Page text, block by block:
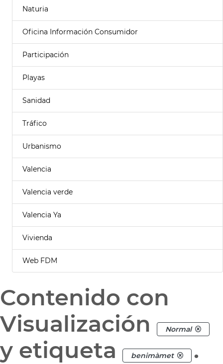
Naturia
Oficina Información Consumidor
Participación
Playas
Sanidad
Tráfico
Urbanismo
Valencia
Valencia verde
Valencia Ya
Vivienda
Web FDM
Contenido con
Visualización
Normal
y etiqueta benimàmet .